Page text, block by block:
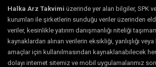
Halka Arz Takvimi üzerinde yer alan bilgiler, SPK
kurumları ile şirketlerin sunduğu veriler üzerinden
veriler, kesinlikle yatırım danışmanlığı niteliği
kaynaklardan alınan verilerin eksikliği, yanlışlığı
amaçlar için kullanılmasından kaynaklanabilecek
dolayı internet sitemiz ve mobil uygulamalarımız